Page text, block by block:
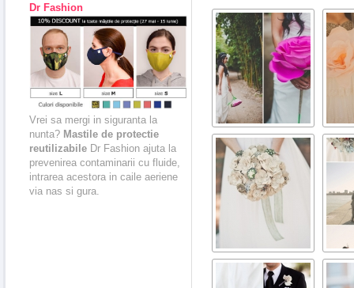
Dr Fashion
Vrei sa mergi in siguranta la
nunta? Mastile de protectie
reutilizabile Dr Fashion ajuta la
prevenirea contaminarii cu fluide,
intrarea acestora in caile aeriene
via nas si gura.